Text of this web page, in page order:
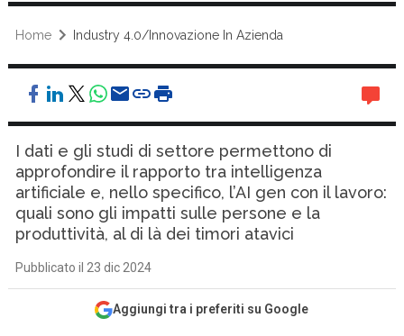
Home Industry 4.0/Innovazione In Azienda
I dati e gli studi di settore permettono di
approfondire il rapporto tra intelligenza
artificiale e, nello specifico, l’AI gen con il lavoro:
quali sono gli impatti sulle persone e la
produttività, al di là dei timori atavici
Pubblicato il 23 dic 2024
Aggiungi tra i preferiti su Google